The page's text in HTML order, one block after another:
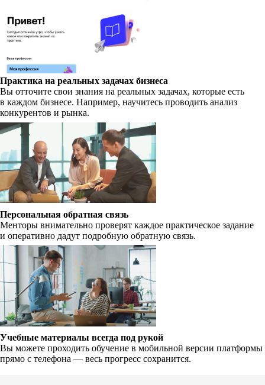
Практика на реальных задачах бизнеса
Вы отточите свои знания на реальных задачах, которые есть
в каждом бизнесе. Например, научитесь проводить анализ
конкурентов и рынка.
Персональная обратная связь
Менторы внимательно проверят каждое практическое задание
и оперативно дадут подробную обратную связь.
Учебные материалы всегда под рукой
Вы можете проходить обучение в мобильной версии платформы
прямо с телефона — весь прогресс сохранится.